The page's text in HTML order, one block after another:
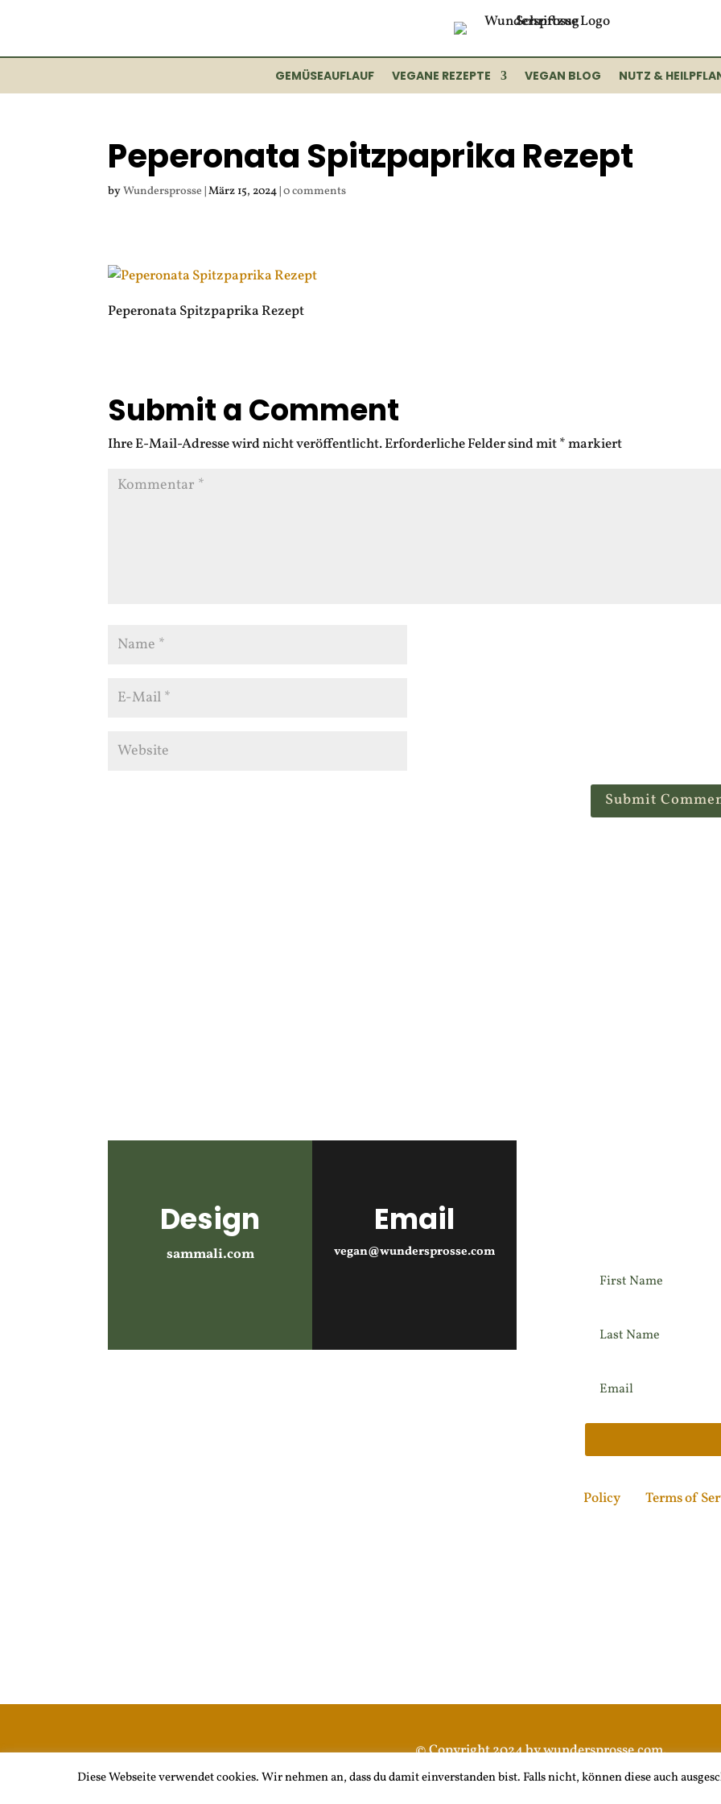
GEMÜSEAUFLAUF VEGANE REZEPTE VEGAN BLOG NUTZ &
Peperonata Spitzpaprika Rezept
byWundersprosse |März 15, 2024|0 comments
Peperonata Spitzpaprika Rezept
Submit a Comment
Ihre E-Mail-Adresse wird nicht veröffentlicht.Erforderliche Felder sind mit*markiert
Design
sammali.com
Email
vegan@wundersprosse.com
Policyand Terms of
© Copyright 2024 by wundersprosse.com.
All rights reserved.
Diese Webseite verwendet cookies. Wir nehmen an, dass du damit einverstanden bist. Falls nicht, können diese auch